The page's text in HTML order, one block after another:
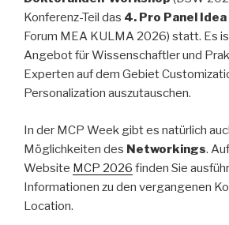
Konferenz-Teil das 4. Pro Panel
Forum MEA KULMA 2026) statt. Es
Angebot für Wissenschaftler und
Experten auf dem Gebiet
Personalization auszutauschen.
In der MCP Week gibt es natürlich
Möglichkeiten des Networkings.
Website MCP 2026 finden Sie
Informationen zu den vergangenen
Location.